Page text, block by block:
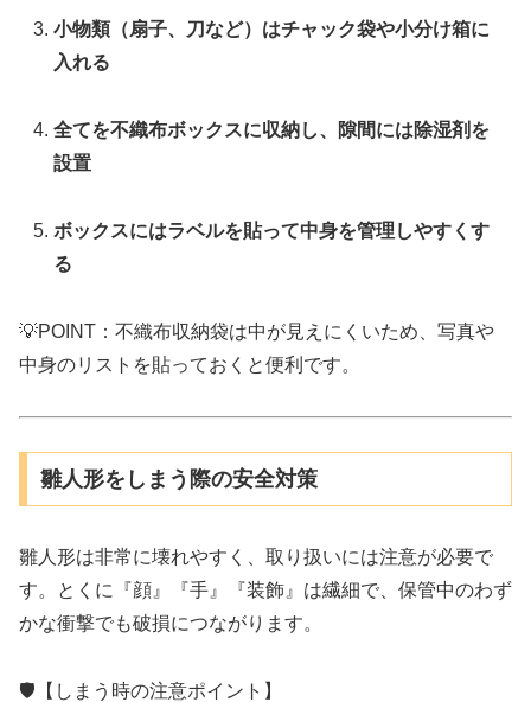
小物類（扇子、刀など）はチャック袋や小分け箱に
入れる
全てを不織布ボックスに収納し、隙間には除湿剤を
設置
ボックスにはラベルを貼って中身を管理しやすくす
る
💡POINT：不織布収納袋は中が見えにくいため、写真や
中身のリストを貼っておくと便利です。
雛人形をしまう際の安全対策
雛人形は非常に壊れやすく、取り扱いには注意が必要で
す。とくに『顔』『手』『装飾』は繊細で、保管中のわず
かな衝撃でも破損につながります。
🛡【しまう時の注意ポイント】